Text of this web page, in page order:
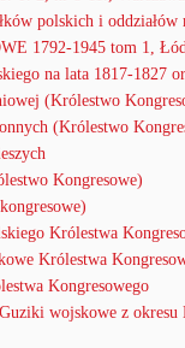
polskich i
1792-1945 tom 1,
na lata 1817-1827
(Królestwo
(Królestwo
Kongresowe)
Królestwa
Królestwa
Kongresowego
wojskowe z